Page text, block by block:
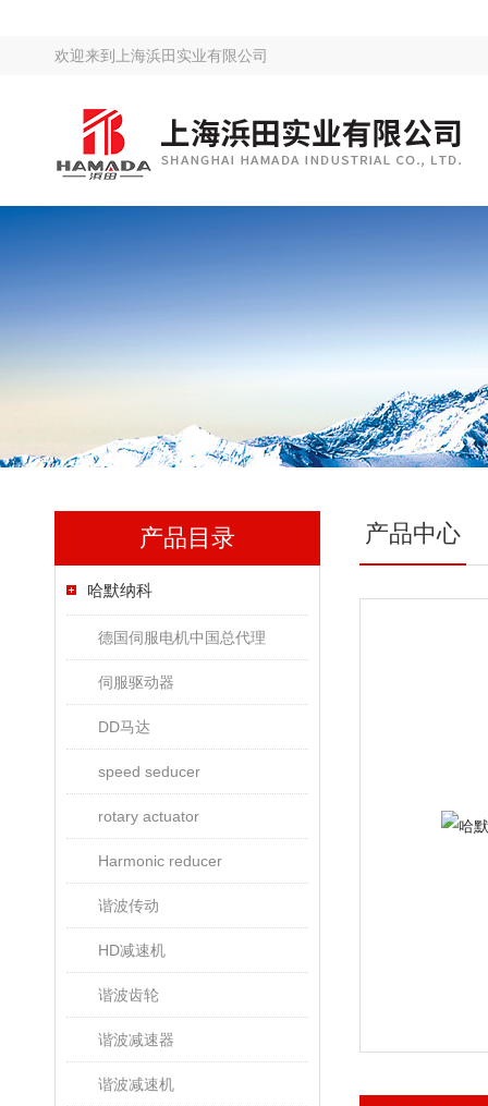
欢迎来到 上海浜田实业有限公司
产品目录
哈默纳科
德国伺服电机中国总代理
伺服驱动器
DD马达
speed seducer
rotary actuator
Harmonic reducer
谐波传动
HD减速机
谐波齿轮
谐波减速器
谐波减速机
产品中心